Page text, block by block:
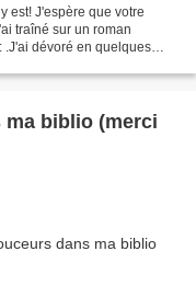
est! J'espère que votre
traîné sur un roman
.J'ai dévoré en quelques
ma biblio (merci